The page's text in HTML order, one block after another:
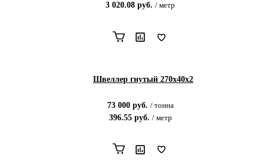
3 020.08 руб. / метр
Швеллер гнутый 270х40х2
73 000руб. / тонна
396.55руб. / метр